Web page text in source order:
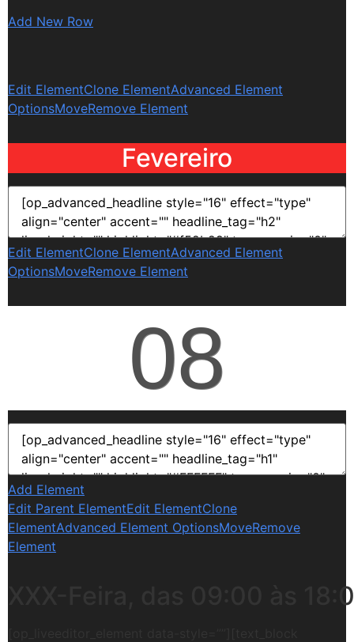
Add New Row
Edit ElementClone ElementAdvanced Element
OptionsMoveRemove Element
Fevereiro
Edit ElementClone ElementAdvanced Element
OptionsMoveRemove Element
08
Add Element
Edit Parent ElementEdit ElementClone
ElementAdvanced Element OptionsMoveRemove
Element
XXX-Feira, das 09:00 às